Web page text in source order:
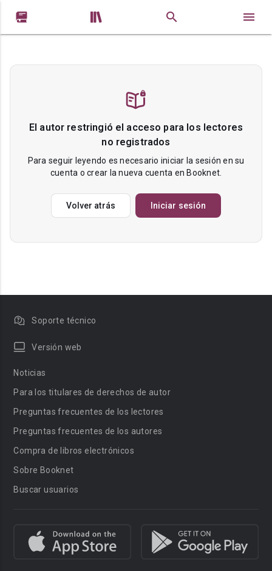
 
El autor restringió el acceso para los lectores
no registrados
Para seguir leyendo es necesario iniciar la sesión en su
cuenta o crear la nueva cuenta en Booknet.
Volver atrás Iniciar sesión
Soporte técnico
Versión web
Noticias
Para los titulares de derechos de autor
Preguntas frecuentes de los lectores
Preguntas frecuentes de los autores
Compra de libros electrónicos
Sobre Booknet
Buscar usuarios